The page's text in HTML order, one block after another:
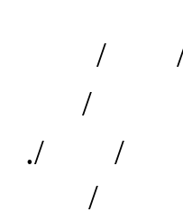
/ /
/
/ ./
/